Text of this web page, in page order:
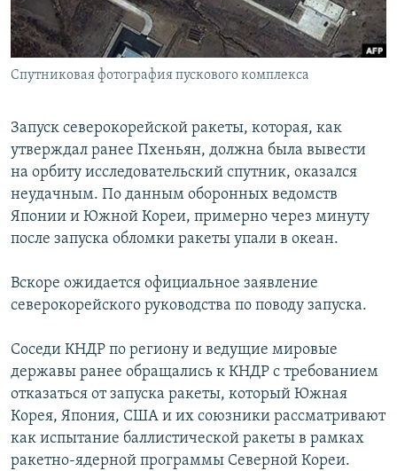
СПОРТ
МИР
БЛОГИ
ГОЛОСА
ЧИТАЕМ ПРЕССУ
АРХИВ РАДИОПРОГРАММЫ
Все сайты РСЕ/РС
Спутниковая фотография пускового комплекса
Запуск северокорейской ракеты, которая, как
утверждал ранее Пхеньян, должна была вывести
на орбиту исследовательский спутник, оказался
неудачным. По данным оборонных ведомств
Японии и Южной Кореи, примерно через минуту
после запуска обломки ракеты упали в океан.
Вскоре ожидается официальное заявление
северокорейского руководства по поводу запуска.
Соседи КНДР по региону и ведущие мировые
державы ранее обращались к КНДР с требованием
отказаться от запуска ракеты, который Южная
Корея, Япония, США и их союзники рассматривают
как испытание баллистической ракеты в рамках
ракетно-ядерной программы Северной Кореи.